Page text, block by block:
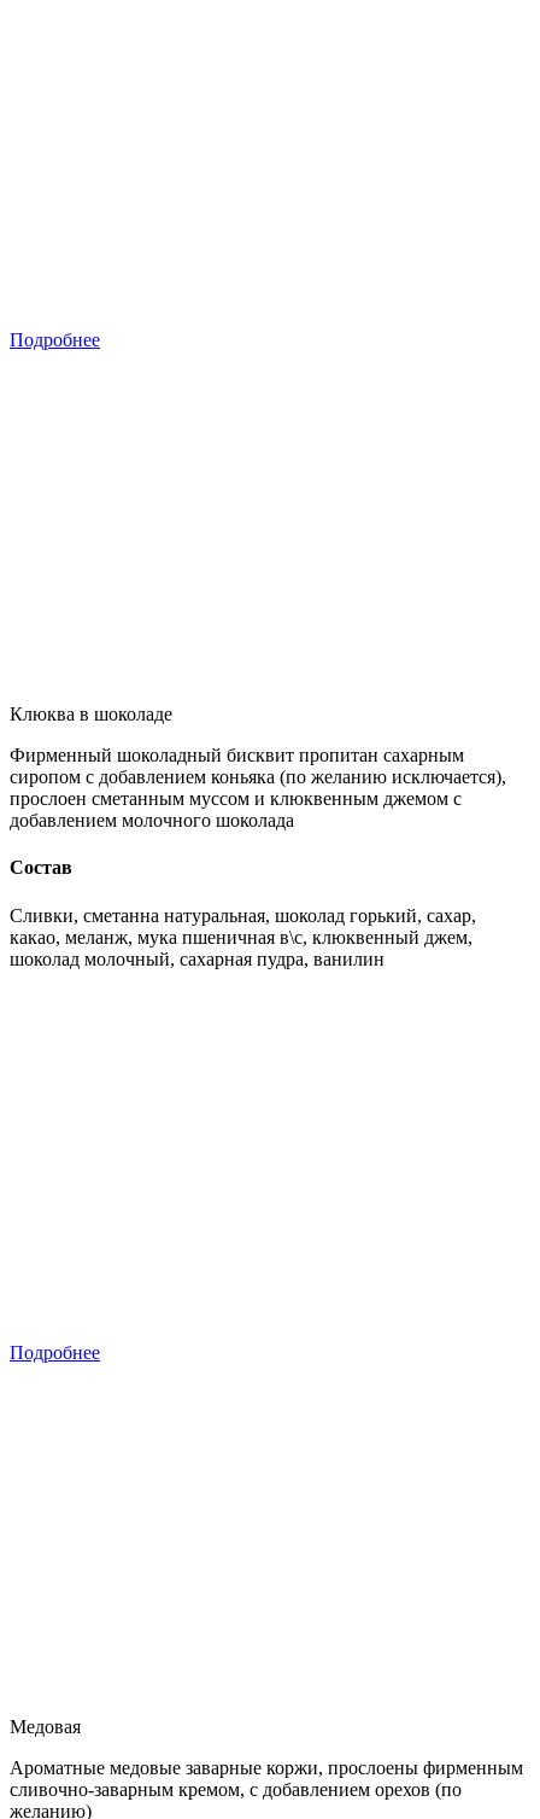
Подробнее
Клюква в шоколаде
Фирменный шоколадный бисквит пропитан сахарным
сиропом с добавлением коньяка (по желанию исключается),
прослоен сметанным муссом и клюквенным джемом с
добавлением молочного шоколада
Состав
Сливки, сметанна натуральная, шоколад горький, сахар,
какао, меланж, мука пшеничная в\с, клюквенный джем,
шоколад молочный, сахарная пудра, ванилин
Подробнее
Медовая
Ароматные медовые заварные коржи, прослоены фирменным
сливочно-заварным кремом, с добавлением орехов (по
желанию)